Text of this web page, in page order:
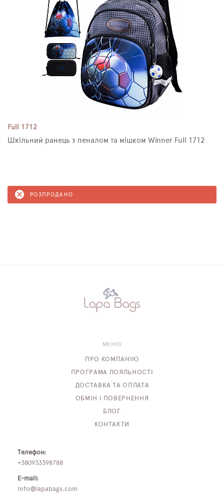
Full 1712
Шкільний ранець з пеналом та мішком Winner Full 1712
РОЗПРОДАНО
МЕНЮ
ПРО КОМПАНІЮ
ПРОГРАМА ЛОЯЛЬНОСТІ
ДОСТАВКА ТА ОПЛАТА
ОБМІН І ПОВЕРНЕННЯ
БЛОГ
КОНТАКТИ
Телефон:
+380933398788
E-mail:
info@lapabags.com